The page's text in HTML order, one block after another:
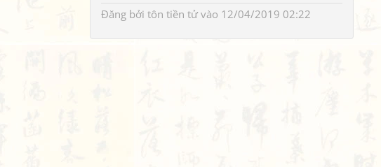
Đăng bởi tôn tiền tửvào 12/04/2019 02:22